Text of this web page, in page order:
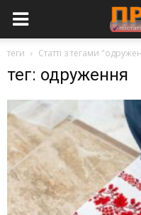
теги Статті з тегами
тег: одруження